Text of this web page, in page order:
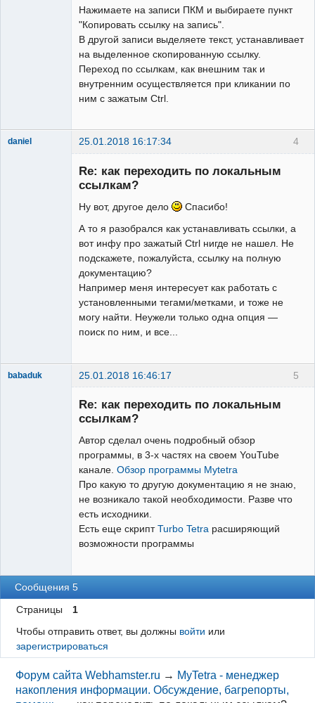
Нажимаете на записи ПКМ и выбираете пункт
"Копировать ссылку на запись".
В другой записи выделяете текст, устанавливает
на выделенное скопированную ссылку.
Переход по ссылкам, как внешним так и
внутренним осуществляется при кликании по
ним с зажатым Ctrl.
4
daniel 25.01.2018 16:17:34
Re: как переходить по локальным
ссылкам?
Ну вот, другое дело
Спасибо!
А то я разобрался как устанавливать ссылки, а
вот инфу про зажатый Ctrl нигде не нашел. Не
подскажете, пожалуйста, ссылку на полную
документацию?
Например меня интересует как работать с
установленными тегами/метками, и тоже не
могу найти. Неужели только одна опция —
поиск по ним, и все...
5
babaduk 25.01.2018 16:46:17
Re: как переходить по локальным
ссылкам?
Автор сделал очень подробный обзор
программы, в 3-х частях на своем YouTube
канале. Обзор программы Mytetra
Про какую то другую документацию я не знаю,
не возникало такой необходимости. Разве что
есть исходники.
Есть еще скриптTurbo Tetra расширяющий
возможности программы
Сообщения 5
Страницы
1
Чтобы отправить ответ, вы должны войти или
зарегистрироваться
Форум сайта Webhamster.ru → MyTetra - менеджер
накопления информации. Обсуждение, багрепорты,